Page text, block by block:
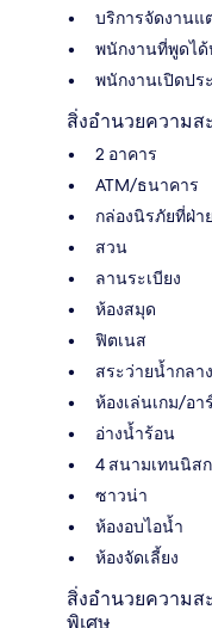
บริการจัดงานแ
พนักงานที่พูดไ
พนักงานเปิดปร
สิ่งอำนวยความส
2 อาคาร
ATM/ธนาคาร
กล่องนิรภัยที่ฝ่า
สวน
ลานระเบียง
ห้องสมุด
ฟิตเนส
สระว่ายน้ำกลา
ห้องเล่นเกม/อา
อ่างน้ำร้อน
4 สนามเทนนิส
ซาวน่า
ห้องอบไอน้ำ
ห้องจัดเลี้ยง
สิ่งอำนวยความส
พิเศษ